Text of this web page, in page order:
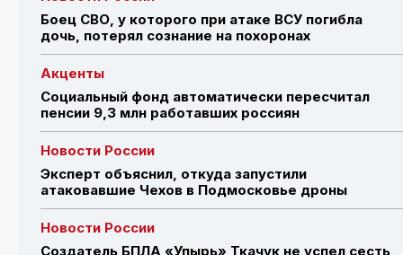
Боец СВО, у которого при атаке ВСУ погибла
дочь, потерял сознание на похоронах
Акценты
Социальный фонд автоматически пересчитал
пенсии 9,3 млн работавших россиян
Новости России
Эксперт объяснил, откуда запустили
атаковавшие Чехов в Подмосковье дроны
Новости России
Создатель БПЛА «Упырь» Ткачук не успел сесть